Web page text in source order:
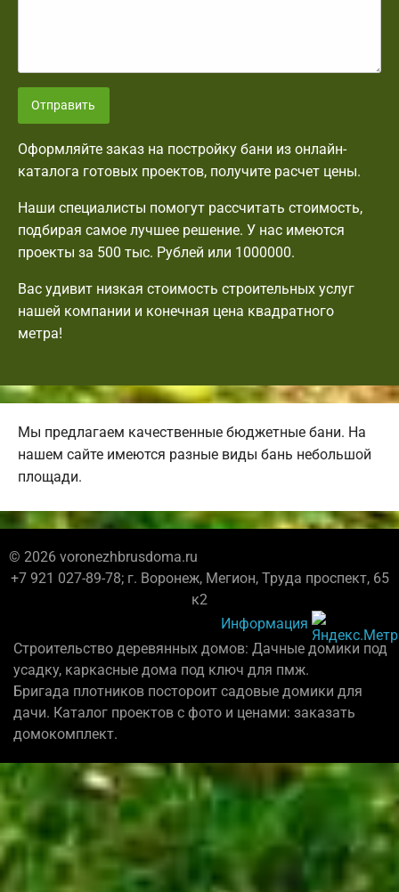
Отправить
Оформляйте заказ на постройку бани из онлайн-
каталога готовых проектов, получите расчет цены.
Наши специалисты помогут рассчитать стоимость,
подбирая самое лучшее решение. У нас имеются
проекты за 500 тыс. Рублей или 1000000.
Вас удивит низкая стоимость строительных услуг
нашей компании и конечная цена квадратного
метра!
Мы предлагаем качественные бюджетные бани. На
нашем сайте имеются разные виды бань небольшой
площади.
© 2026 voronezhbrusdoma.ru
+7 921 027-89-78; г. Воронеж, Мегион, Труда проспект, 65
к2
Информация
Строительство деревянных домов: Дачные домики под
усадку, каркасные дома под ключ для пмж.
Бригада плотников постороит садовые домики для
дачи. Каталог проектов с фото и ценами: заказать
домокомплект.